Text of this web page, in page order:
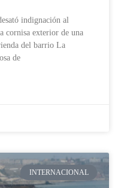
indignación al
cornisa exterior de una
del barrio La
de
INTERNACIONAL